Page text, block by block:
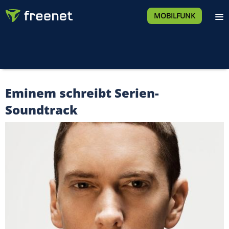
MOBILFUNK
Eminem schreibt Serien-
Soundtrack